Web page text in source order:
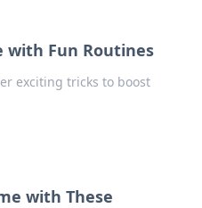
with Fun Routines
exciting tricks to boost
with These